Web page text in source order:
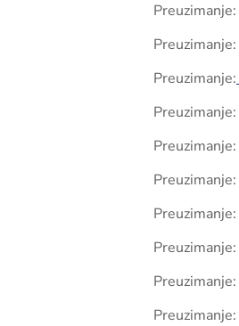
Preuzimanje:
Preuzimanje:
Preuzimanje:
Preuzimanje:
Preuzimanje:
Preuzimanje:
Preuzimanje:
Preuzimanje:
Preuzimanje:
Preuzimanje: